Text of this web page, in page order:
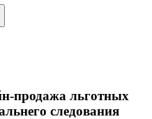
продажа льготных
следования